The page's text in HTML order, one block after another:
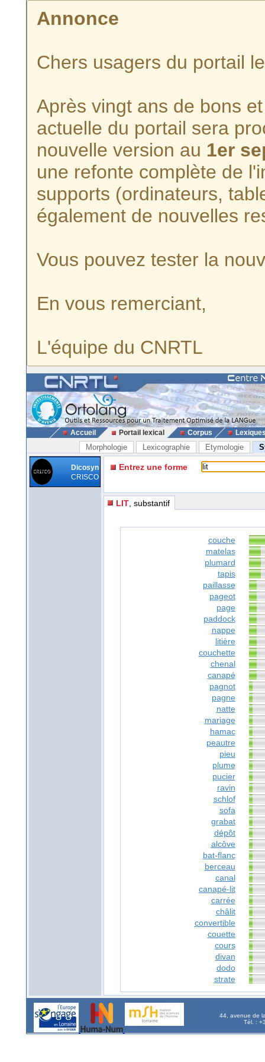
Annonce
Chers usagers du portail
Après vingt ans de bons
actuelle du portail sera
nouvelle version au 1er
une refonte complète de
supports (ordinateurs,
également de nouvelles
Vous pouvez tester la
En vous remerciant,
L'équipe du CNRTL
Accueil Portail lexical Corpus
Morphologie Lexicographie Etymologie
Dicosyn
CRISCO
Entrez une forme
LIT , substantif
couche
matelas
plumard
tapis
paillasse
pageot
page
paddock
nappe
litière
couchette
chenal
canapé
pagnot
pagne
natte
mariage
hamac
peautre
pieu
plume
pucier
ravin
schlof
sofa
grabat
dépôt
alcôve
bat-flanc
berceau
canal
canapé-lit
carrée
châlit
convertible
couette
cours
divan
dodo
strate
44, avenue de
Tél. :